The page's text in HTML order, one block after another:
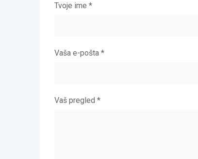
Tvoje ime *
Vaša e-pošta *
Vaš pregled *